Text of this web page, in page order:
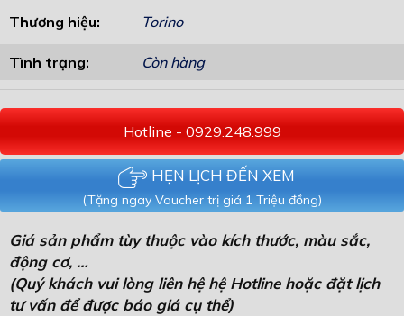
Thương hiệu: Torino
Tình trạng: Còn hàng
Hotline - 0929.248.999
HẸN LỊCH ĐẾN XEM
(Tặng ngay Voucher trị giá 1 Triệu đồng)
Giá sản phẩm tùy thuộc vào kích thước, màu sắc,
động cơ, …
(Quý khách vui lòng liên hệ hệ Hotline hoặc đặt lịch
tư vấn để được báo giá cụ thể)